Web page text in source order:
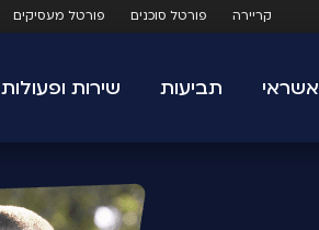
קריירה פורטל סוכנים פורטל מעסיקים
אשראי תביעות שירות ופעולות